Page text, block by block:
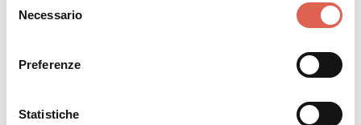
delNecessario
Preferenze
Statistiche